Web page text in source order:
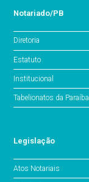
Notariado/PB
Diretoria
Estatuto
Institucional
Tabelionatos da Paraíba
Legislação
Atos Notariais